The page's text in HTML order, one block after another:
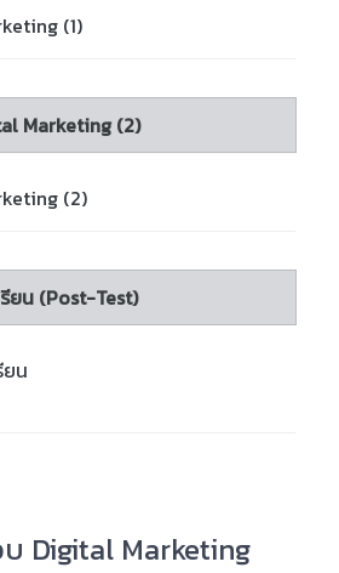
(1)
Marketing (2)
(2)
ยน (Post-Test)
น
บ Digital Marketing